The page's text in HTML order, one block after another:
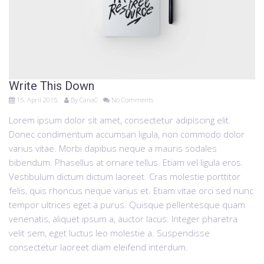
Write This Down
15. April 2015. By CanaC No Comments
Lorem ipsum dolor sit amet, consectetur adipiscing elit.
Donec condimentum accumsan ligula, non commodo dolor
varius vitae. Morbi dapibus neque a mauris sodales
bibendum. Phasellus at ornare tellus. Etiam vel ligula eros.
Vestibulum dictum dictum laoreet. Cras molestie porttitor
felis, quis rhoncus neque varius et. Etiam vitae orci sed nunc
tempor ultrices eget a purus. Quisque pellentesque quam
venenatis, aliquet ipsum a, auctor lacus. Integer pharetra
velit sem, eget luctus leo molestie a. Suspendisse
consectetur laoreet diam eleifend interdum.